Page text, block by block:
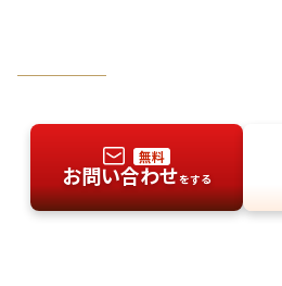
お問い合わせをする
無料